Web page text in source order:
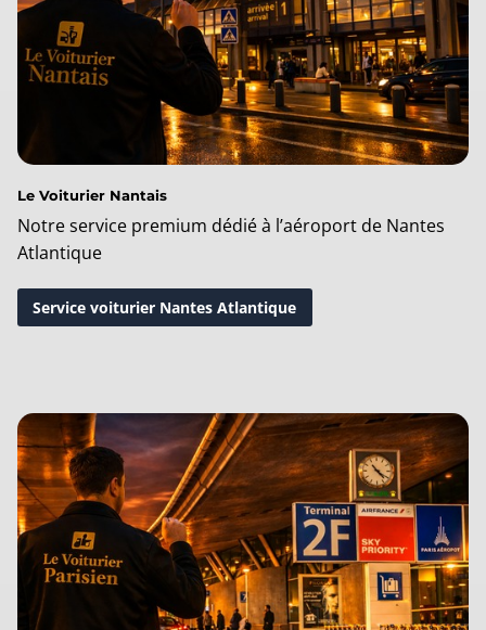
Le Voiturier Nantais
Notre service premium dédié à l’aéroport de Nantes
Atlantique
Service voiturier Nantes Atlantique